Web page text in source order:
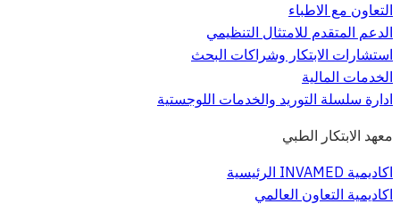
التعاون مع الاطباء
الدعم المتقدم للامتثال التنظيمي
استشارات الابتكار وشراكات البحث
الخدمات المالية
ادارة سلسلة التوريد والخدمات اللوجستية
معهد الابتكار الطبي
اكاديمية INVAMED الرئيسية
اكاديمية التعاون العالمي